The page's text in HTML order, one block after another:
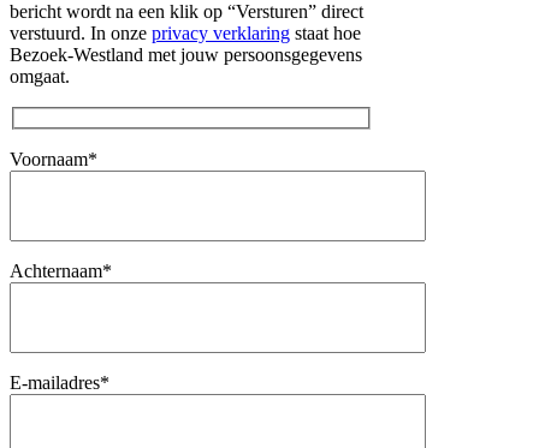
bericht wordt na een klik op “Versturen” direct
verstuurd. In onze privacy verklaring staat hoe
Bezoek-Westland met jouw persoonsgegevens
omgaat.
Voornaam*
Achternaam*
E-mailadres*